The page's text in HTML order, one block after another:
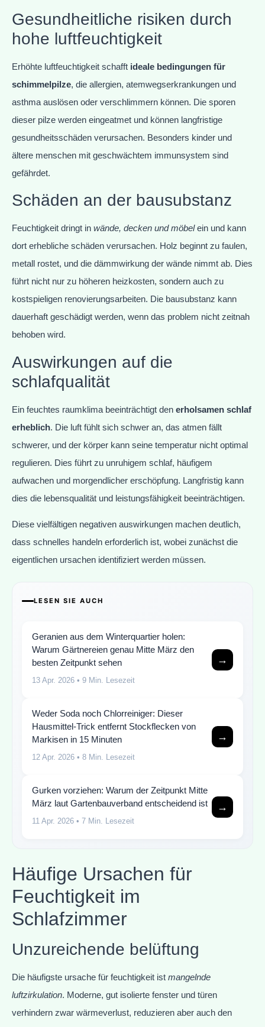
Gesundheitliche risiken durch
hohe luftfeuchtigkeit
Erhöhte luftfeuchtigkeit schafft ideale bedingungen für
schimmelpilze, die allergien, atemwegserkrankungen und
asthma auslösen oder verschlimmern können. Die sporen
dieser pilze werden eingeatmet und können langfristige
gesundheitsschäden verursachen. Besonders kinder und
ältere menschen mit geschwächtem immunsystem sind
gefährdet.
Schäden an der bausubstanz
Feuchtigkeit dringt in wände, decken und möbelein und kann
dort erhebliche schäden verursachen. Holz beginnt zu faulen,
metall rostet, und die dämmwirkung der wände nimmt ab. Dies
führt nicht nur zu höheren heizkosten, sondern auch zu
kostspieligen renovierungsarbeiten. Die bausubstanz kann
dauerhaft geschädigt werden, wenn das problem nicht zeitnah
behoben wird.
Auswirkungen auf die
schlafqualität
Ein feuchtes raumklima beeinträchtigt den erholsamen schlaf
erheblich. Die luft fühlt sich schwer an, das atmen fällt
schwerer, und der körper kann seine temperatur nicht optimal
regulieren. Dies führt zu unruhigem schlaf, häufigem
aufwachen und morgendlicher erschöpfung. Langfristig kann
dies die lebensqualität und leistungsfähigkeit beeinträchtigen.
Diese vielfältigen negativen auswirkungen machen deutlich,
dass schnelles handeln erforderlich ist, wobei zunächst die
eigentlichen ursachen identifiziert werden müssen.
LESEN SIE AUCH
Geranien aus dem Winterquartier holen:
Warum Gärtnereien genau Mitte März den
besten Zeitpunkt sehen
13 Apr. 2026 • 9 Min. Lesezeit
→
Weder Soda noch Chlorreiniger: Dieser
Hausmittel-Trick entfernt Stockflecken von
Markisen in 15 Minuten
12 Apr. 2026 • 8 Min. Lesezeit
→
Gurken vorziehen: Warum der Zeitpunkt Mitte
März laut Gartenbauverband entscheidend ist
11 Apr. 2026 • 7 Min. Lesezeit
→
Häufige Ursachen für
Feuchtigkeit im
Schlafzimmer
Unzureichende belüftung
Die häufigste ursache für feuchtigkeit ist mangelnde
luftzirkulation. Moderne, gut isolierte fenster und türen
verhindern zwar wärmeverlust, reduzieren aber auch den